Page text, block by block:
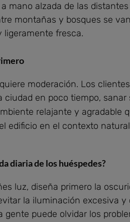
mano alzada de las
montañas y bosques se
fresca.
moderación. Los
ciudad en poco tiempo,
relajante y agradable
edificio en el contexto
diaria de los huéspedes?
luz, diseña primero la
la iluminación excesiva
gente puede olvidar los